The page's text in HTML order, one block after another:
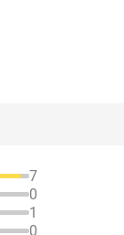
7
0
1
0